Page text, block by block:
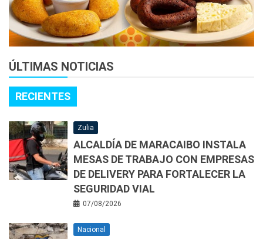
ÚLTIMAS NOTICIAS
RECIENTES
Zulia
ALCALDÍA DE MARACAIBO INSTALA
MESAS DE TRABAJO CON EMPRESAS
DE DELIVERY PARA FORTALECER LA
SEGURIDAD VIAL
07/08/2026
Nacional